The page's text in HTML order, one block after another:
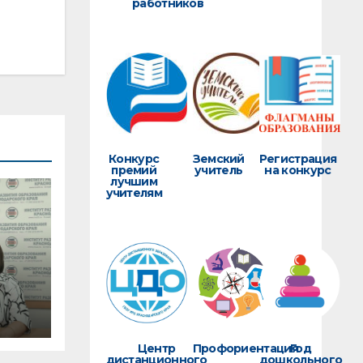
работников
Конкурс
премий
лучшим
учителям
Земский
учитель
Регистрация
на конкурс
Центр
дистанционного
ПрофориентацияГод
дошкольного